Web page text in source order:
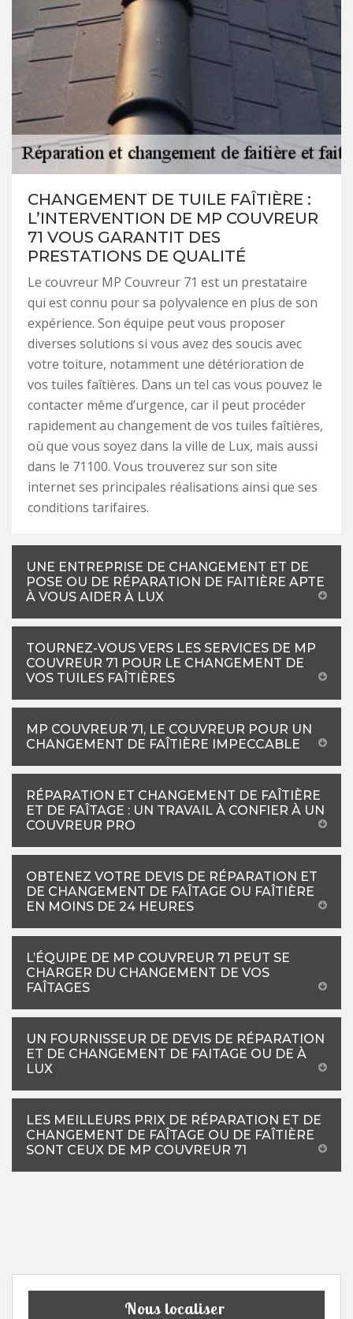
CHANGEMENT DE TUILE FAÎTIÈRE :
L’INTERVENTION DE MP COUVREUR
71 VOUS GARANTIT DES
PRESTATIONS DE QUALITÉ
Le couvreur MP Couvreur 71 est un prestataire
qui est connu pour sa polyvalence en plus de son
expérience. Son équipe peut vous proposer
diverses solutions si vous avez des soucis avec
votre toiture, notamment une détérioration de
vos tuiles faîtières. Dans un tel cas vous pouvez le
contacter même d’urgence, car il peut procéder
rapidement au changement de vos tuiles faîtières,
où que vous soyez dans la ville de Lux, mais aussi
dans le 71100. Vous trouverez sur son site
internet ses principales réalisations ainsi que ses
conditions tarifaires.
UNE ENTREPRISE DE CHANGEMENT ET DE
POSE OU DE RÉPARATION DE FAITIÈRE APTE
À VOUS AIDER À LUX
TOURNEZ-VOUS VERS LES SERVICES DE MP
COUVREUR 71 POUR LE CHANGEMENT DE
VOS TUILES FAÎTIÈRES
MP COUVREUR 71, LE COUVREUR POUR UN
CHANGEMENT DE FAÎTIÈRE IMPECCABLE
RÉPARATION ET CHANGEMENT DE FAÎTIÈRE
ET DE FAÎTAGE : UN TRAVAIL À CONFIER À UN
COUVREUR PRO
OBTENEZ VOTRE DEVIS DE RÉPARATION ET
DE CHANGEMENT DE FAÎTAGE OU FAÎTIÈRE
EN MOINS DE 24 HEURES
L’ÉQUIPE DE MP COUVREUR 71 PEUT SE
CHARGER DU CHANGEMENT DE VOS
FAÎTAGES
UN FOURNISSEUR DE DEVIS DE RÉPARATION
ET DE CHANGEMENT DE FAITAGE OU DE À
LUX
LES MEILLEURS PRIX DE RÉPARATION ET DE
CHANGEMENT DE FAÎTAGE OU DE FAÎTIÈRE
SONT CEUX DE MP COUVREUR 71
Nous localiser